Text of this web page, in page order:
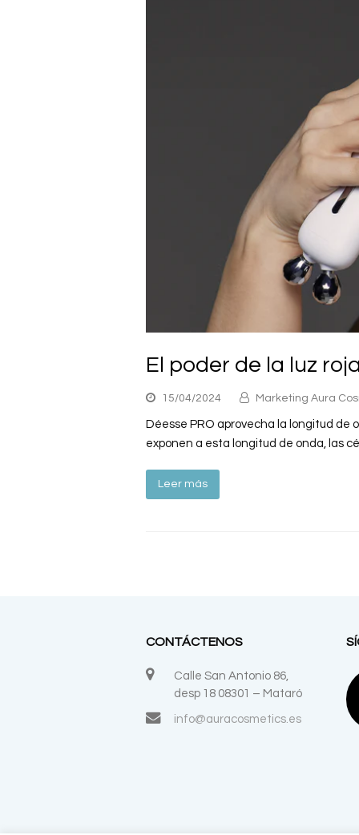
El poder de la luz
15/04/2024 Marketing Aura
Déesse PRO aprovecha la longitud de
exponen a esta longitud de onda, las
Leer más
CONTÁCTENOS
Calle San Antonio 86,
desp 18 08301 – Mataró
info@auracosmetics.es